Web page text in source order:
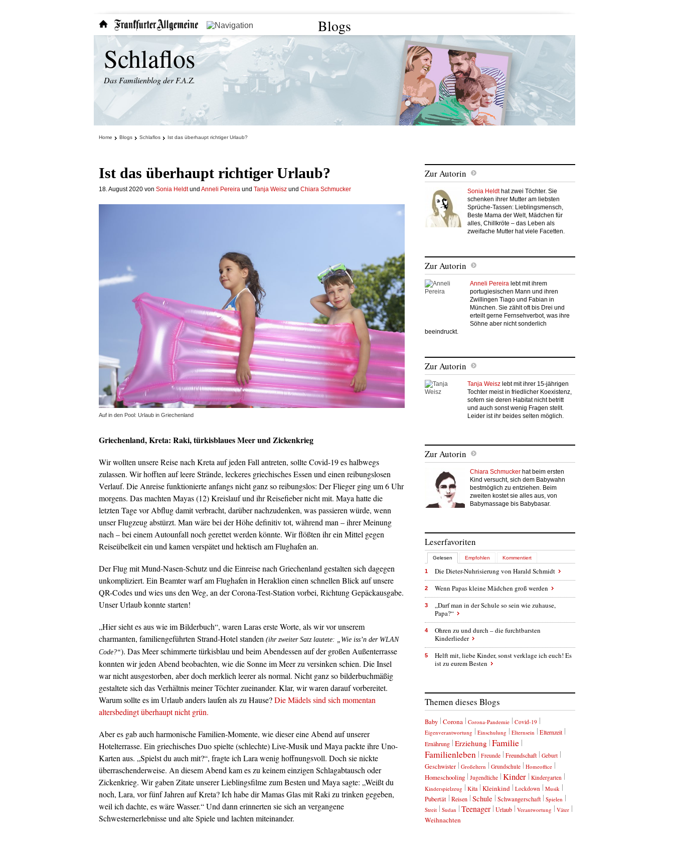
Blogs
Schlaflos
Das Familienblog der F.A.Z.
Home Blogs Schlaflos Ist das überhaupt richtiger Urlaub?
Ist das überhaupt richtiger Urlaub?
18. August 2020 von Sonia Heldtund Anneli Pereira und Tanja Weisz und Chiara Schmucker
Auf in den Pool: Urlaub in Griechenland
Griechenland, Kreta: Raki, türkisblaues Meer und Zickenkrieg
Wir wollten unsere Reise nach Kreta auf jeden Fall antreten, sollte Covid-19 es halbwegs
zulassen. Wir hofften auf leere Strände, leckeres griechisches Essen und einen reibungslosen
Verlauf. Die Anreise funktionierte anfangs nicht ganz so reibungslos: Der Flieger ging um 6 Uhr
morgens. Das machten Mayas (12) Kreislauf und ihr Reisefieber nicht mit. Maya hatte die
letzten Tage vor Abflug damit verbracht, darüber nachzudenken, was passieren würde, wenn
unser Flugzeug abstürzt. Man wäre bei der Höhe definitiv tot, während man – ihrer Meinung
nach – bei einem Autounfall noch gerettet werden könnte. Wir flößten ihr ein Mittel gegen
Reiseübelkeit ein und kamen verspätet und hektisch am Flughafen an.
Der Flug mit Mund-Nasen-Schutz und die Einreise nach Griechenland gestalten sich dagegen
unkompliziert. Ein Beamter warf am Flughafen in Heraklion einen schnellen Blick auf unsere
QR-Codes und wies uns den Weg, an der Corona-Test-Station vorbei, Richtung Gepäckausgabe.
Unser Urlaub konnte starten!
„Hier sieht es aus wie im Bilderbuch“, waren Laras erste Worte, als wir vor unserem
charmanten, familiengeführten Strand-Hotel standen (ihr zweiter Satz lautete: „Wie iss’n der WLAN
Code?“). Das Meer schimmerte türkisblau und beim Abendessen auf der großen Außenterrasse
konnten wir jeden Abend beobachten, wie die Sonne im Meer zu versinken schien. Die Insel
war nicht ausgestorben, aber doch merklich leerer als normal. Nicht ganz so bilderbuchmäßig
gestaltete sich das Verhältnis meiner Töchter zueinander. Klar, wir waren darauf vorbereitet.
Warum sollte es im Urlaub anders laufen als zu Hause?Die Mädels sind sich momentan
altersbedingt überhaupt nicht grün.
Aber es gab auch harmonische Familien-Momente, wie dieser eine Abend auf unserer
Hotelterrasse. Ein griechisches Duo spielte (schlechte) Live-Musik und Maya packte ihre Uno-
Karten aus. „Spielst du auch mit?“, fragte ich Lara wenig hoffnungsvoll. Doch sie nickte
überraschenderweise. An diesem Abend kam es zu keinem einzigen Schlagabtausch oder
Zickenkrieg. Wir gaben Zitate unserer Lieblingsfilme zum Besten und Maya sagte: „Weißt du
noch, Lara, vor fünf Jahren auf Kreta? Ich habe dir Mamas Glas mit Raki zu trinken gegeben,
weil ich dachte, es wäre Wasser.“ Und dann erinnerten sie sich an vergangene
Schwesternerlebnisse und alte Spiele und lachten miteinander.
Zur Autorin
Sonia Heldt hat zwei Töchter. Sie
schenken ihrer Mutter am liebsten
Sprüche-Tassen: Lieblingsmensch,
Beste Mama der Welt, Mädchen für
alles, Chillkröte – das Leben als
zweifache Mutter hat viele Facetten.
Zur Autorin
Anneli Pereira lebt mit ihrem
portugiesischen Mann und ihren
Zwillingen Tiago und Fabian in
München. Sie zählt oft bis Drei und
erteilt gerne Fernsehverbot, was ihre
Söhne aber nicht sonderlich
beeindruckt.
Zur Autorin
Tanja Weisz lebt mit ihrer 15-jährigen
Tochter meist in friedlicher Koexistenz,
sofern sie deren Habitat nicht betritt
und auch sonst wenig Fragen stellt.
Leider ist ihr beides selten möglich.
Zur Autorin
Chiara Schmucker hat beim ersten
Kind versucht, sich dem Babywahn
bestmöglich zu entziehen. Beim
zweiten kostet sie alles aus, von
Babymassage bis Babybasar.
Leserfavoriten
Gelesen Empfohlen Kommentiert
1 Die Dieter-Nuhrisierung von Harald Schmidt
2 Wenn Papas kleine Mädchen groß werden
3
„Darf man in der Schule so sein wie zuhause,
Papa?“
4
Ohren zu und durch – die furchtbarsten
Kinderlieder
5
Helft mit, liebe Kinder, sonst verklage ich euch! Es
ist zu eurem Besten
Themen dieses Blogs
Baby Corona Corona-Pandemie
Covid-19
Eigenverantwortung
Einschulung Elternsein
Elternzeit
Ernährung
Erziehung Familie
Familienleben Freunde Freundschaft Geburt
Geschwister Großeltern Grundschule Homeoffice
Homeschooling Jugendliche Kinder
Kindergarten
Kinderspielzeug
Kita Kleinkind Lockdown Musik
Pubertät Reisen Schule Schwangerschaft
Spielen
Streit
Sudan Teenager Urlaub Verantwortung Väter
Weihnachten